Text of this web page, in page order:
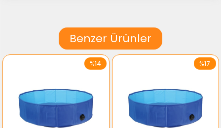
Benzer Ürünler
%14 %17